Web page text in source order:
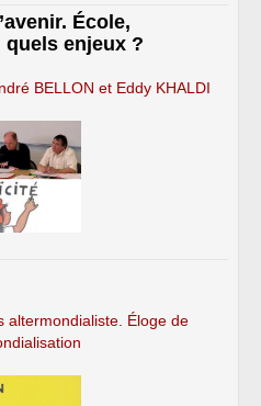
École,
enjeux ?
BELLON et Eddy KHALDI
altermondialiste. Éloge de